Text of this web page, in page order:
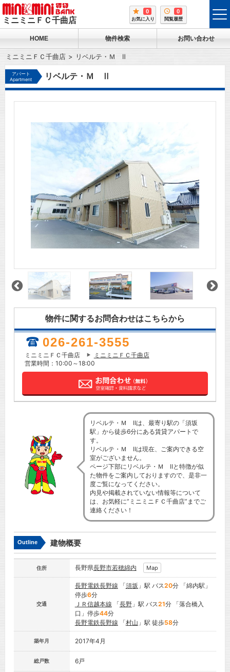
ミニミニＦＣ千曲店
0
お気に入り
0
閲覧履歴
HOME 物件検索 お問い合わせ
ミニミニＦＣ千曲店 リベルテ・Ｍ Ⅱ
アパート
Apartment
リベルテ・Ｍ Ⅱ
物件に関するお問合わせはこちらから
026-261-3555
ミニミニＦＣ千曲店
ミニミニＦＣ千曲店
営業時間：10:00～18:00
リベルテ・Ｍ Ⅱは、最寄り駅の「須坂
駅」から徒歩6分にある賃貸アパートで
す。
リベルテ・Ｍ Ⅱは現在、ご案内できる空
室がございません。
ページ下部にリベルテ・Ｍ Ⅱと特徴が似
た物件をご案内しておりますので、是非一
度ご覧になってください。
内見や掲載されていない情報等について
は、お気軽に”ミニミニＦＣ千曲店”までご
連絡ください！
Outline 建物概要
住所 長野県長野市若穂綿内 Map
交通
長野電鉄長野線 「須坂 」駅 バス20分 「綿内駅」
停歩6分
ＪＲ信越本線 「長野」駅 バス21分 「落合橋入
口」停歩44分
長野電鉄長野線 「村山 」駅 徒歩58分
築年月 2017年4月
総戸数 6戸